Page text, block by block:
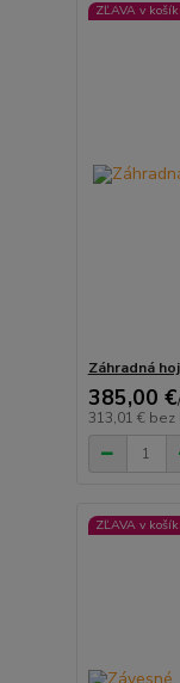
ZĽAVA v
Záhradná
385,00 €/
313,01 € bez
ZĽAVA v